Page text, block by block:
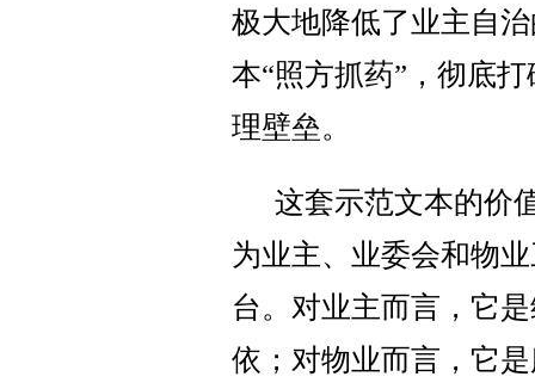
极大地降低了业主自
本“照方抓药”，彻底
理壁垒。
这套示范文本的价
为业主、业委会和物
台。对业主而言，它
依；对物业而言，它